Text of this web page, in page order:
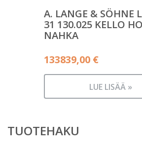
A. LANGE & SÖHNE
31 130.025 KELLO
NAHKA
133839,00 €
LUE LISÄÄ »
TUOTEHAKU